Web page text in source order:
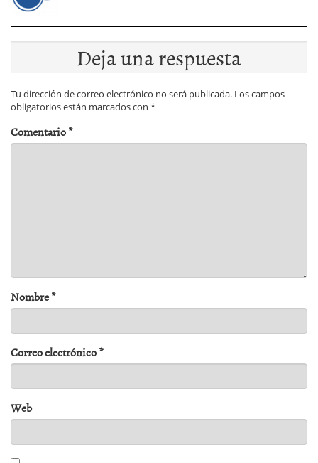
Deja una respuesta
Tu dirección de correo electrónico no será publicada. Los campos
obligatorios están marcados con *
Comentario*
Nombre*
Correo electrónico*
Web